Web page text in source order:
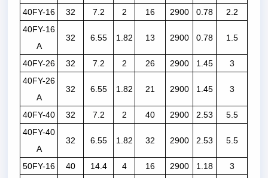
40FY-16 32 7.2 2 16 2900 0.78
2.2
40FY-16
A
32 6.55 1.82 13 2900 0.78 1.5
40FY-26 32 7.2 2 26 2900 1.45
3
40FY-26
A
32 6.55 1.82 21 2900 1.45 3
40FY-40 32 7.2 2 40 2900 2.53
5.5
40FY-40
A
32 6.55 1.82 32 2900 2.53 5.5
50FY-16 40 14.4 4 16 2900 1.18
3